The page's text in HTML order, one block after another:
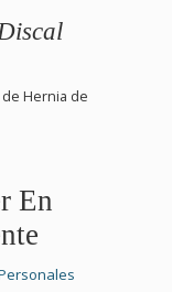
Hernia de
En